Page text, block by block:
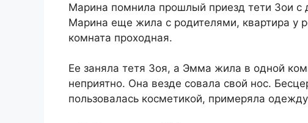
Марина помнила прошлый приезд тети Зои с
Марина еще жила с родителями, квартира у
комната проходная.
Ее заняла тетя Зоя, а Эмма жила в одной
неприятно. Она везде совала свой нос.
пользовалась косметикой, примеряла